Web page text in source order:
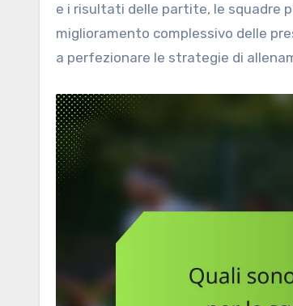
e i risultati delle partite, le squadre
miglioramento complessivo delle
a perfezionare le strategie di